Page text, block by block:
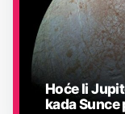
Hoće li
kada